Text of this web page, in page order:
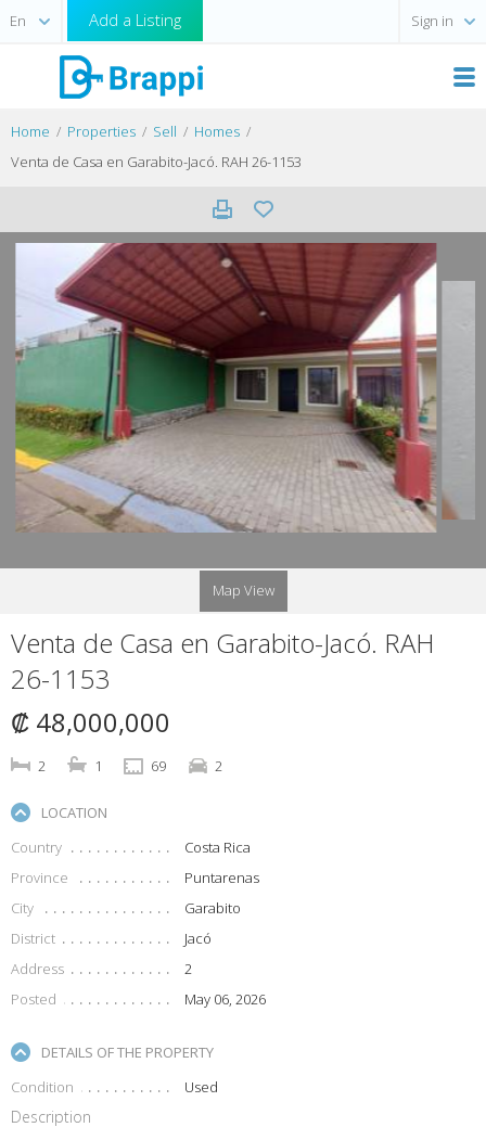
Add a Listing Sign in
Home Properties Sell
Homes
Venta de Casa en Garabito-Jacó. RAH 26-1153
Map View
Venta de Casa en Garabito-Jacó. RAH
26-1153
₡ 48,000,000
2 1 69 2
LOCATION
Country
Costa Rica
Province
Puntarenas
City
Garabito
District
Jacó
Address
2
Posted
May 06, 2026
DETAILS OF THE PROPERTY
Condition
Used
Description